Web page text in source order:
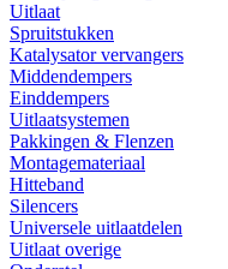
Uitlaat
Spruitstukken
Katalysator vervangers
Middendempers
Einddempers
Uitlaatsystemen
Pakkingen & Flenzen
Montagemateriaal
Hitteband
Silencers
Universele uitlaatdelen
Uitlaat overige